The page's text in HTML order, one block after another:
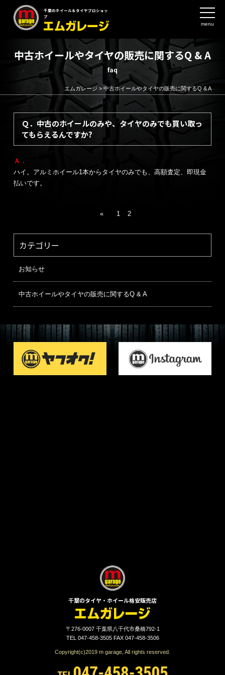
千葉のホイール＆タイヤプロショッ
プ
menu
中古ホイールやタイヤの販売に関するQ & A
faq
エムガレージ >中古ホイールやタイヤの販売に関するQ & A
Ｑ．中古のホイールのみや、タイヤのみでも買い取っ
てもらえるんですか?
Ａ．
ハイ。アルミホイール1本からタイヤのみでも、高額査定、即現金
払いです。
« 1 2
カテゴリー
お知らせ
中古ホイールやタイヤの販売に関するQ & A
千葉のタイヤ・ホイール格安販売店
〒276-0007 千葉県八千代市桑橋792-1
TEL 047-458-3505 FAX 047-458-3506
Copyright(c)2019 m garage, All rights reserved.